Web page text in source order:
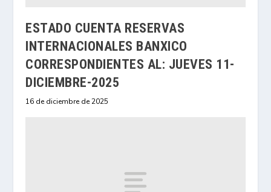
ESTADO CUENTA RESERVAS
INTERNACIONALES BANXICO
CORRESPONDIENTES AL: JUEVES 11-
DICIEMBRE-2025
16 de diciembre de 2025